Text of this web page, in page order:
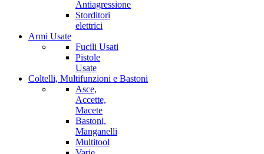
Antiagressione
Storditori
elettrici
Armi Usate
Fucili Usati
Pistole
Usate
Coltelli, Multifunzioni e Bastoni
Asce,
Accette,
Macete
Bastoni,
Manganelli
Multitool